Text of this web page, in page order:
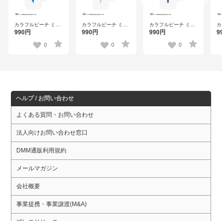
カラフルピーチ ミニ
スタッキングキーホ
ェンディーズ】
990円
0
カラフルピーチ ミニ
スタッキングキーホ
ディーズ】
990円
0
カラフルピーチ ミニ
スタッキングキーホ
ディーズ】
990円
0
ヘルプ / お問い合わせ
よくある質問・お問い合わせ
法人向けお問い合わせ窓口
DMM通販利用規約
メールマガジン
会社概要
事業提携・事業譲渡(M&A)